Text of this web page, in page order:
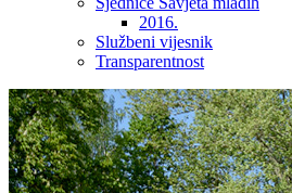
2016.
Službeni vijesnik
Transparentnost